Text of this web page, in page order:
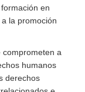
en
la promoción
comprometen a
humanos
derechos